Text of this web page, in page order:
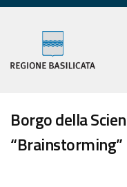
Borgo della
“Brainstorming”